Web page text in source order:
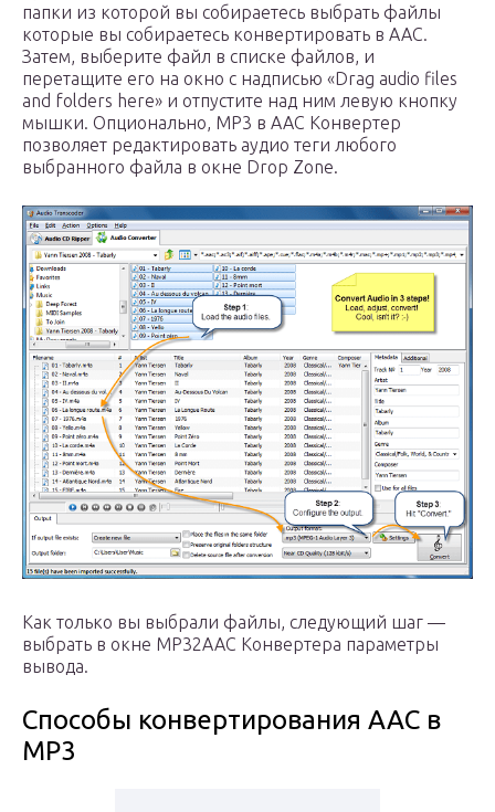
папки из которой вы собираетесь выбрать файлы
которые вы собираетесь конвертировать в AAC.
Затем, выберите файл в списке файлов, и
перетащите его на окно с надписью «Drag audio files
and folders here» и отпустите над ним левую кнопку
мышки. Опционально, MP3 в AAC Конвертер
позволяет редактировать аудио теги любого
выбранного файла в окне Drop Zone.
Как только вы выбрали файлы, следующий шаг —
выбрать в окне MP32AAC Конвертера параметры
вывода.
Способы конвертирования AAC в
MP3